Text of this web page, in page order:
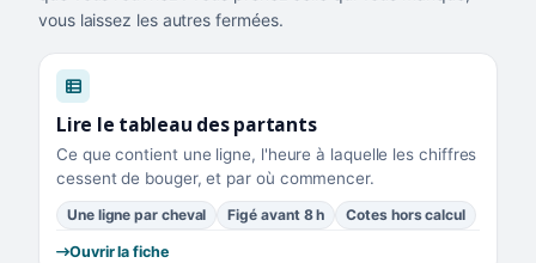
vous laissez les autres fermées.
Lire le tableau des partants
Ce que contient une ligne, l'heure à laquelle les chiffres
cessent de bouger, et par où commencer.
Une ligne par cheval Figé avant 8 h Cotes hors calcul
Ouvrir la fiche